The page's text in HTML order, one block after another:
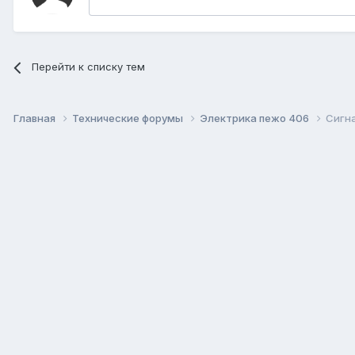
Перейти к списку тем
Главная Технические форумы Электрика пежо 406